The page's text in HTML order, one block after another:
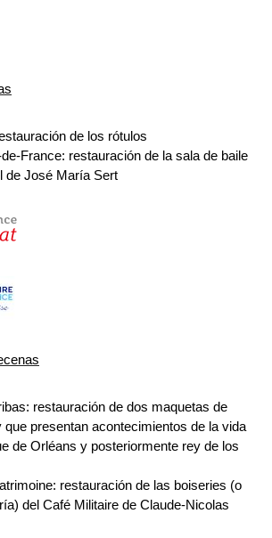
de los rótulos
de-France: restauración de la sala de baile
de José María Sert
restauración de dos maquetas de
que presentan acontecimientos de la vida
de Orléans y posteriormente rey de los
restauración de las boiseries (o
del Café Militaire de Claude-Nicolas